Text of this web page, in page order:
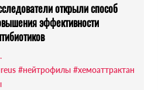
открыли способ
эффективности
#нейтрофилы #хемоаттрактан